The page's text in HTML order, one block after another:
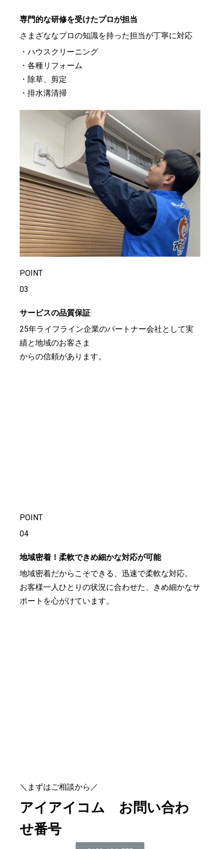
専門的な研修を受けたプロが担当
さまざななプロの知識を持った担当が丁寧に対応
・ハウスクリーニング
・各種リフォーム
・除草、剪定
・排水溝清掃
POINT
03
サービスの品質保証
25年ライフライン企業のパートナー会社として実
績と地域のお客さま
からの信頼があります。
POINT
04
地域密着！柔軟できめ細かな対応が可能
地域密着だからこそできる、迅速で柔軟な対応。
お客様一人ひとりの状況に合わせた、きめ細かなサ
ポートを心がけています。
＼まずはご相談から／
アイアイコム お問い合わ
せ番号